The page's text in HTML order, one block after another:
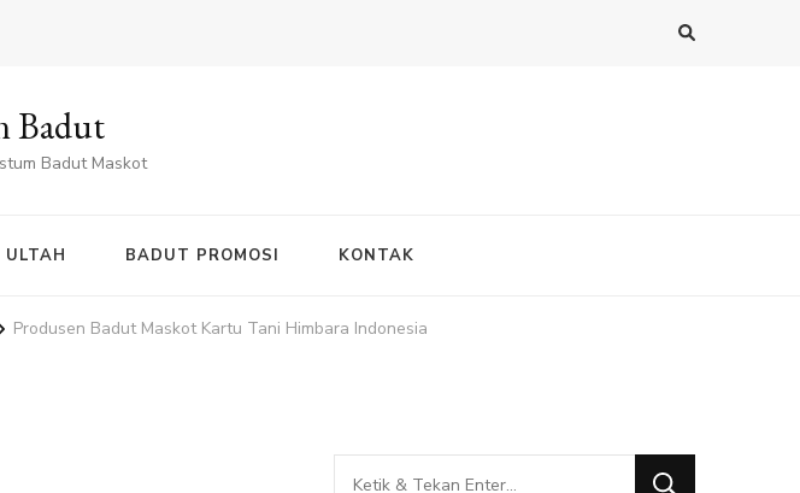
Badut
Badut Maskot
BADUT PROMOSI KONTAK
Produsen Badut Maskot Kartu Tani Himbara Indonesia
Mencari